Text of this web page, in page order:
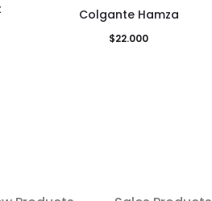
Colgante Hamza
$22.000